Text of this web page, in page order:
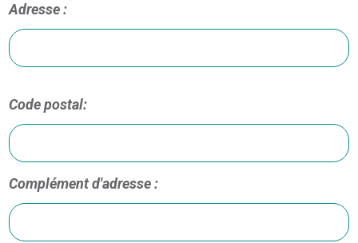
Adresse :
Code postal:
Complément d'adresse :